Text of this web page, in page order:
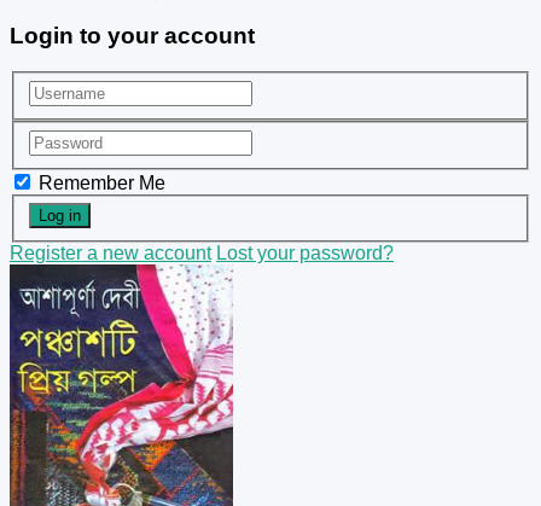
Login to your account
Remember Me
Register a new account Lost your password?